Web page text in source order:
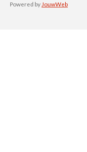
Powered by JouwWeb